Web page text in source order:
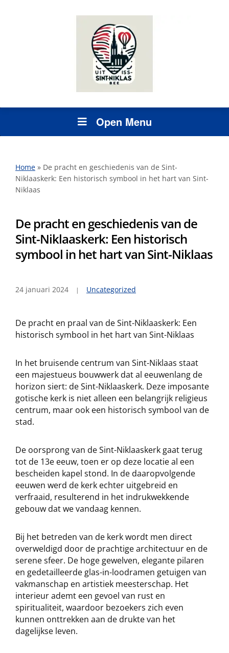
Open Menu
Home » De pracht en geschiedenis van de Sint-
Niklaaskerk: Een historisch symbool in het hart van Sint-
Niklaas
De pracht en geschiedenis van de
Sint-Niklaaskerk: Een historisch
symbool in het hart van Sint-Niklaas
24 januari 2024 Uncategorized
De pracht en praal van de Sint-Niklaaskerk: Een
historisch symbool in het hart van Sint-Niklaas
In het bruisende centrum van Sint-Niklaas staat
een majestueus bouwwerk dat al eeuwenlang de
horizon siert: de Sint-Niklaaskerk. Deze imposante
gotische kerk is niet alleen een belangrijk religieus
centrum, maar ook een historisch symbool van de
stad.
De oorsprong van de Sint-Niklaaskerk gaat terug
tot de 13e eeuw, toen er op deze locatie al een
bescheiden kapel stond. In de daaropvolgende
eeuwen werd de kerk echter uitgebreid en
verfraaid, resulterend in het indrukwekkende
gebouw dat we vandaag kennen.
Bij het betreden van de kerk wordt men direct
overweldigd door de prachtige architectuur en de
serene sfeer. De hoge gewelven, elegante pilaren
en gedetailleerde glas-in-loodramen getuigen van
vakmanschap en artistiek meesterschap. Het
interieur ademt een gevoel van rust en
spiritualiteit, waardoor bezoekers zich even
kunnen onttrekken aan de drukte van het
dagelijkse leven.